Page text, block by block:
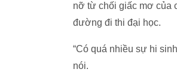
nỡ từ chối giấc mơ của
đường đi thi đại học.
“Có quá nhiều sự hi
nói.